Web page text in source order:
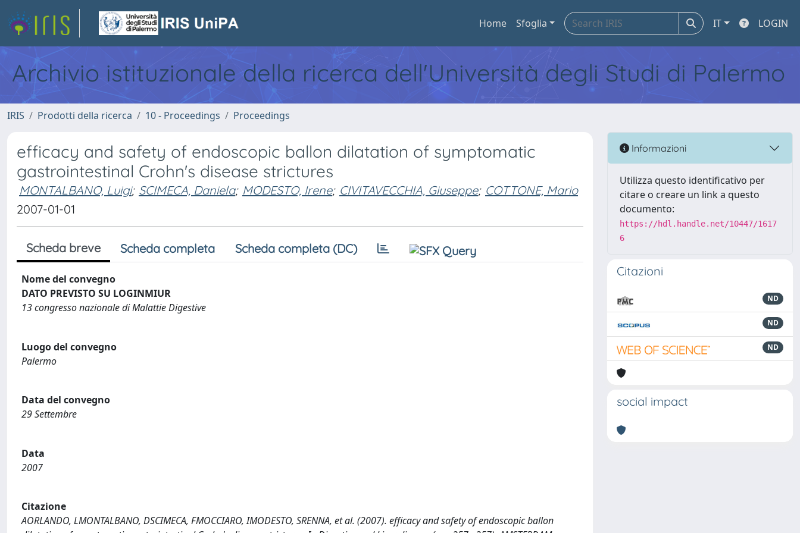
Home Sfoglia IT LOGIN
Archivio istituzionale della ricerca dell'Università degli Studi di Palermo
IRIS Prodotti della ricerca 10 - Proceedings Proceedings
efficacy and safety of endoscopic ballon dilatation of symptomatic
gastrointestinal Crohn's disease strictures
MONTALBANO, Luigi; SCIMECA, Daniela; MODESTO, Irene; CIVITAVECCHIA, Giuseppe; COTTONE, Mario
2007-01-01
Scheda breve Scheda completa Scheda completa (DC)
Nome del convegno
DATO PREVISTO SU LOGINMIUR
13 congresso nazionale di Malattie Digestive
Luogo del convegno
Palermo
Data del convegno
29 Settembre
Data
2007
Citazione
AORLANDO, LMONTALBANO, DSCIMECA, FMOCCIARO, IMODESTO, SRENNA, et al. (2007). efficacy and safety of endoscopic ballon
Informazioni
Utilizza questo identificativo per
citare o creare un link a questo
documento:
https://hdl.handle.net/10447/1617
6
Citazioni
ND
ND
ND
social impact